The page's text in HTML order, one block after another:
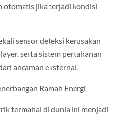
otomatis jika terjadi kondisi
sensor deteksi kerusakan
serta sistem pertahanan
ancaman eksternal.
Ramah Energi
termahal di dunia ini menjadi